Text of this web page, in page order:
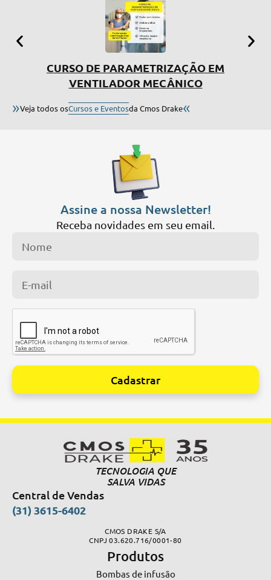
CURSO DE PARAMETRIZAÇÃO EM
VENTILADOR MECÂNICO
»Veja todos osCursos e Eventosda Cmos Drake«
Assine a nossa Newsletter!
Receba novidades em seu email.
Cadastrar
TECNOLOGIA QUE
SALVA VIDAS
Central de Vendas
(31) 3615-6402
CMOS DRAKE S/A
CNPJ 03.620.716/0001-80
Produtos
Bombas de infusão